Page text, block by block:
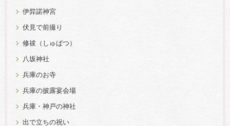
伊弉諾神宮
伏見で前撮り
修祓（しゅばつ）
八坂神社
兵庫のお寺
兵庫の披露宴会場
兵庫・神戸の神社
出で立ちの祝い